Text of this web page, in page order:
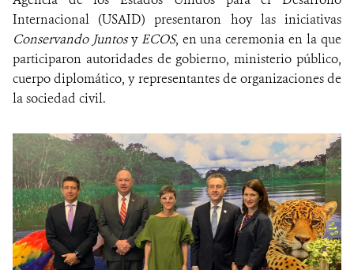
ALIADOS Y ALIANZAS
COBERTURA EN MEDIOS DE COMUNICACIÓN
INFORME ANUAL WCS
DONA
Internacional (USAID) presentaron hoy las iniciativas
Conservando JuntosyECOS, en una ceremonia en la que
participaron autoridades de gobierno, ministerio público,
cuerpo diplomático, y representantes de organizaciones de
la sociedad civil.